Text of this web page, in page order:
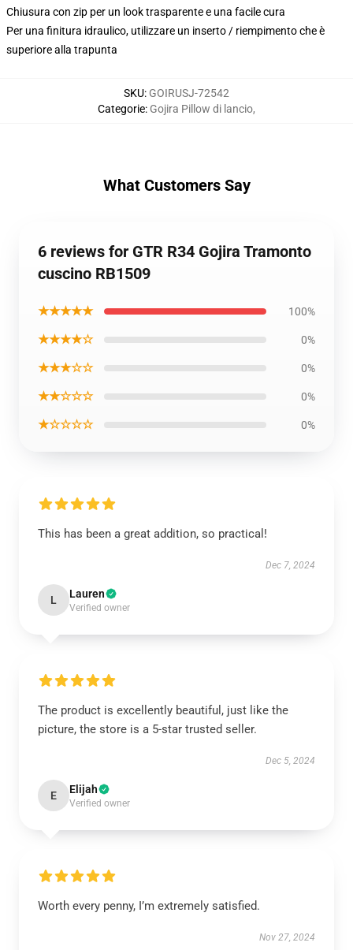
Chiusura con zip per un look trasparente e una facile cura
Per una finitura idraulico, utilizzare un inserto / riempimento che è
superiore alla trapunta
SKU: GOIRUSJ-72542
Categorie: Gojira Pillow di lancio,
What Customers Say
6 reviews for GTR R34 Gojira Tramonto
cuscino RB1509
★★★★★ 100%
★★★★☆ 0%
★★★☆☆ 0%
★★☆☆☆ 0%
★☆☆☆☆ 0%
This has been a great addition, so practical!
Dec 7, 2024
L Lauren
Verified owner
The product is excellently beautiful, just like the
picture, the store is a 5-star trusted seller.
Dec 5, 2024
E Elijah
Verified owner
Worth every penny, I’m extremely satisfied.
Nov 27, 2024